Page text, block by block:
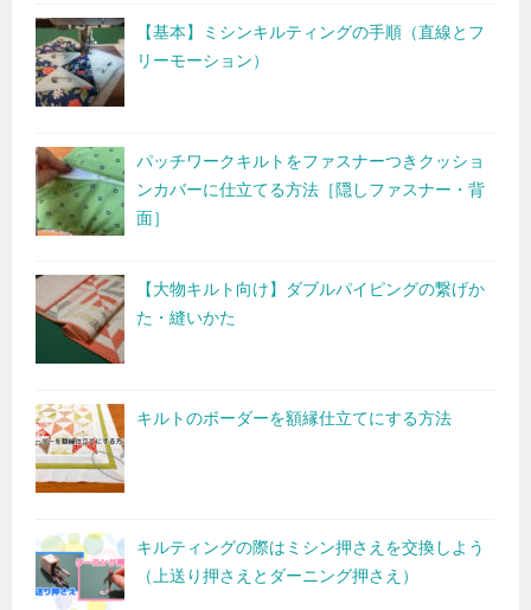
【基本】ミシンキルティングの手順（直線とフ
リーモーション）
パッチワークキルトをファスナーつきクッショ
ンカバーに仕立てる方法［隠しファスナー・背
面］
【大物キルト向け】ダブルパイピングの繋げか
た・縫いかた
キルトのボーダーを額縁仕立てにする方法
キルティングの際はミシン押さえを交換しよう
（上送り押さえとダーニング押さえ）